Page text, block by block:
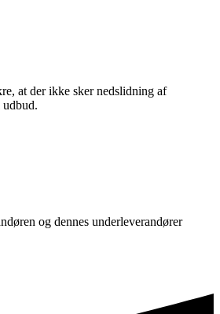
at der ikke sker nedslidning af
udbud.
og dennes underleverandører